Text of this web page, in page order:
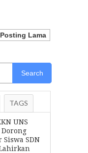
Posting Lama
Search
TAGS
UNS
Dorong
SDN